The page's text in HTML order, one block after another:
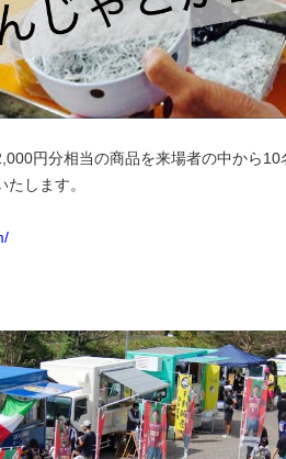
円分相当の商品を来場者の中から10
します。